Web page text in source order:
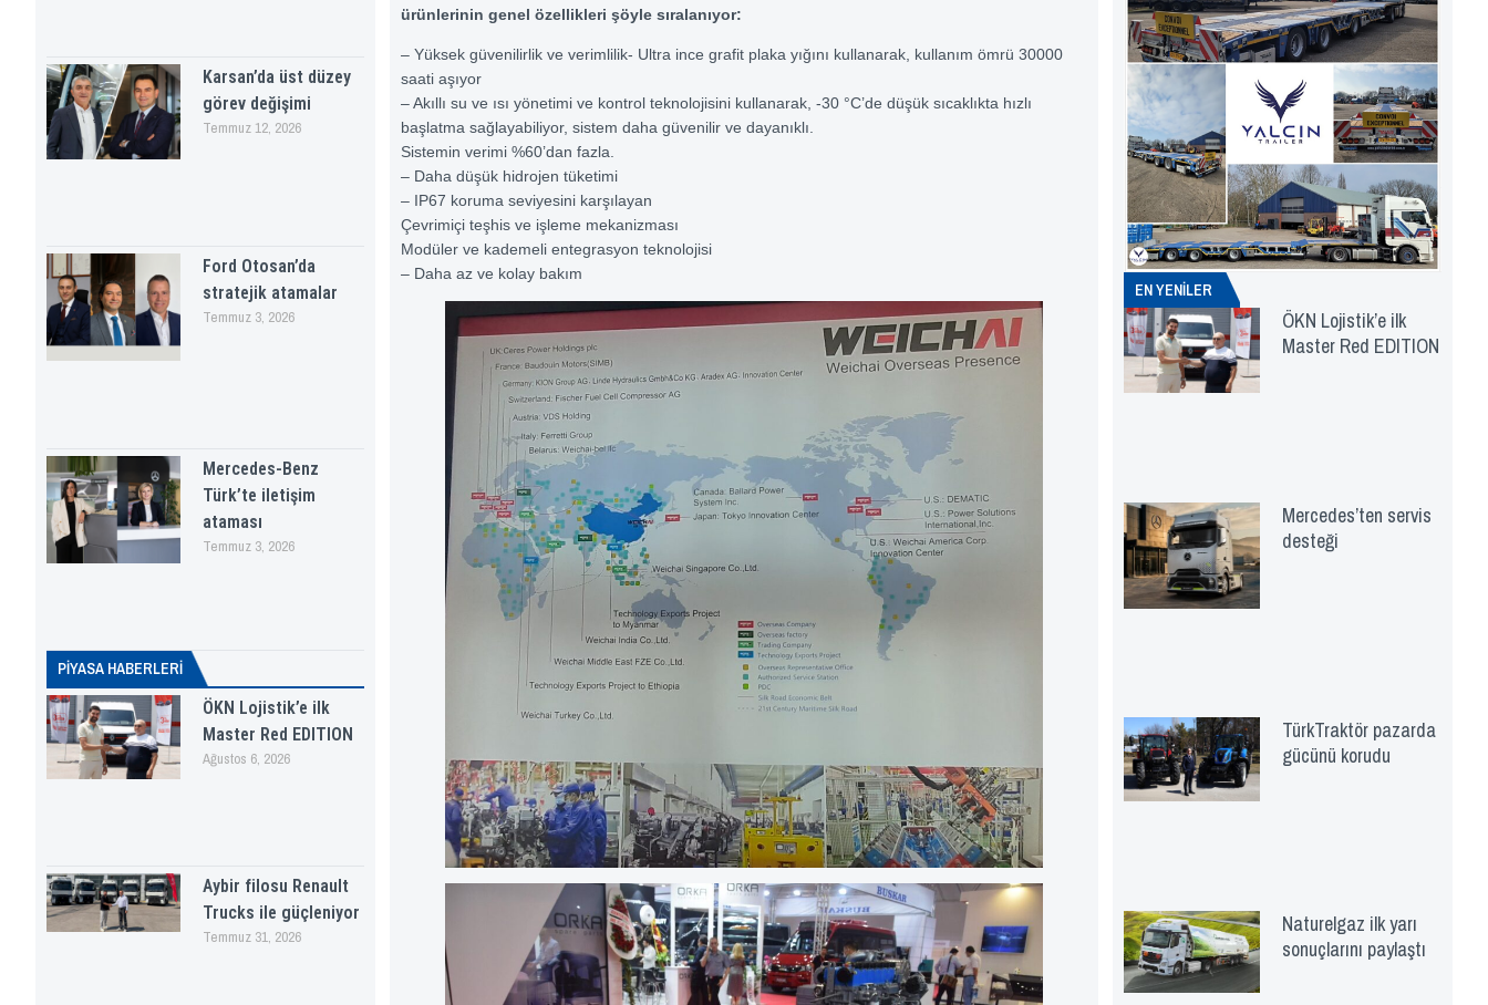
Karsan’da üst düzey
görev değişimi
Temmuz 12, 2026
Ford Otosan’da
stratejik atamalar
Temmuz 3, 2026
Mercedes-Benz
Türk’te iletişim
ataması
Temmuz 3, 2026
PİYASA HABERLERI
ÖKN Lojistik’e ilk
Master Red EDITION
Ağustos 6, 2026
Aybir filosu Renault
Trucks ile güçleniyor
Temmuz 31, 2026
ürünlerinin genel özellikleri şöyle sıralanıyor:
– Yüksek güvenilirlik ve verimlilik- Ultra ince grafit plaka yığını kullanarak, kullanım ömrü 30000
saati aşıyor
– Akıllı su ve ısı yönetimi ve kontrol teknolojisini kullanarak, -30 °C’de düşük sıcaklıkta hızlı
başlatma sağlayabiliyor, sistem daha güvenilir ve dayanıklı.
Sistemin verimi %60’dan fazla.
– Daha düşük hidrojen tüketimi
– IP67 koruma seviyesini karşılayan
Çevrimiçi teşhis ve işleme mekanizması
Modüler ve kademeli entegrasyon teknolojisi
– Daha az ve kolay bakım
EN YENİLER
ÖKN Lojistik’e ilk
Master Red EDITION
Mercedes’ten servis
desteği
TürkTraktör pazarda
gücünü korudu
Naturelgaz ilk yarı
sonuçlarını paylaştı